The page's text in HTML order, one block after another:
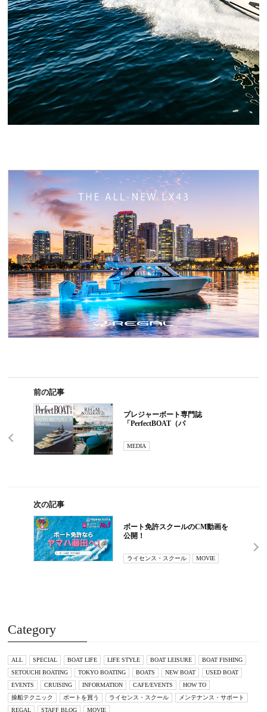
前の記事
プレジャーボート専門誌
「PerfectBOAT（パ
MEDIA
次の記事
ボート免許スクールのCM動画を
公開！
ライセンス・スクール MOVIE
Category
ALL SPECIAL BOAT LIFE LIFE STYLE BOAT LEISURE
BOAT FISHING
SETOUCHI BOATING
TOKYO BOATING BOATS NEW BOAT
USED BOAT
EVENTS
CRUISING INFORMATION CAFE/EVENTS
HOW TO
操船テクニック
ボートを買う ライセンス・スクール
メンテナンス・サポート
REGAL
STAFF BLOG MOVIE